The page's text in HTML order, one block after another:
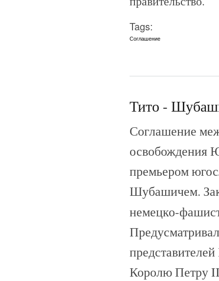
Tags:
Соглашение
Тито -
Соглашение
освобождения
премьером
Шубашичем.
немецко-
Королю Петру II